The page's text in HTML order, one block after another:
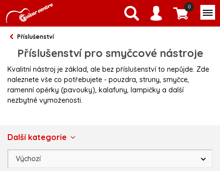
0
Příslušenství
Příslušenství pro smyčcové nástroje
Kvalitní nástroj je základ, ale bez příslušenství to nepůjde. Zde
naleznete vše co potřebujete - pouzdra, struny, smyčce,
ramenní opěrky (pavouky), kalafuny, lampičky a další
nezbytné vymoženosti.
Další kategorie